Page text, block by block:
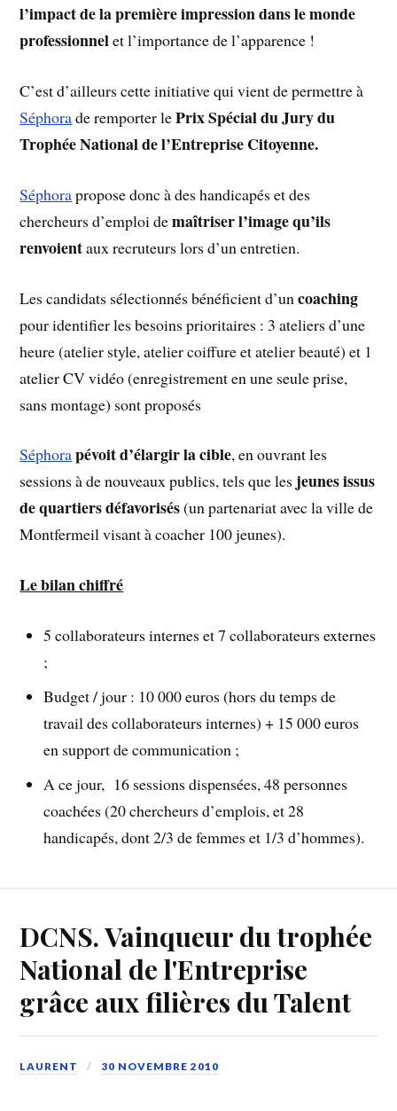
l’impact de la première impression dans le monde
professionnelet l’importance de l’apparence !
C’est d’ailleurs cette initiative qui vient de permettre à
Séphorade remporter lePrix Spécial du Jury du
Trophée National de l’Entreprise Citoyenne.
Séphorapropose donc à des handicapés et des
chercheurs d’emploi demaîtriser l’image qu’ils
renvoientaux recruteurs lors d’un entretien.
Les candidats sélectionnés bénéficient d’uncoaching
pour identifier les besoins prioritaires : 3 ateliers d’une
heure (atelier style, atelier coiffure et atelier beauté) et 1
atelier CV vidéo (enregistrement en une seule prise,
sans montage) sont proposés
Séphorapévoit d’élargir la cible, en ouvrant les
sessions à de nouveaux publics, tels que les jeunes issus
de quartiers défavorisés(un partenariat avec la ville de
Montfermeil visant à coacher 100 jeunes).
Le bilan chiffré
5 collaborateurs internes et 7 collaborateurs externes
;
Budget / jour : 10 000 euros (hors du temps de
travail des collaborateurs internes) + 15 000 euros
en support de communication ;
A ce jour, 16 sessions dispensées, 48 personnes
coachées (20 chercheurs d’emplois, et 28
handicapés, dont 2/3 de femmes et 1/3 d’hommes).
DCNS. Vainqueur du trophée
National de l'Entreprise
grâce aux filières du Talent
LAURENT 30 NOVEMBRE 2010